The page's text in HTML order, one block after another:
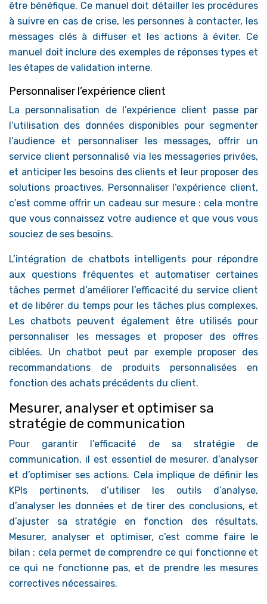
être bénéfique. Ce manuel doit détailler les procédures
à suivre en cas de crise, les personnes à contacter, les
messages clés à diffuser et les actions à éviter. Ce
manuel doit inclure des exemples de réponses types et
les étapes de validation interne.
Personnaliser l’expérience client
La personnalisation de l’expérience client passe par
l’utilisation des données disponibles pour segmenter
l’audience et personnaliser les messages, offrir un
service client personnalisé via les messageries privées,
et anticiper les besoins des clients et leur proposer des
solutions proactives. Personnaliser l’expérience client,
c’est comme offrir un cadeau sur mesure : cela montre
que vous connaissez votre audience et que vous vous
souciez de ses besoins.
L’intégration de chatbots intelligents pour répondre
aux questions fréquentes et automatiser certaines
tâches permet d’améliorer l’efficacité du service client
et de libérer du temps pour les tâches plus complexes.
Les chatbots peuvent également être utilisés pour
personnaliser les messages et proposer des offres
ciblées. Un chatbot peut par exemple proposer des
recommandations de produits personnalisées en
fonction des achats précédents du client.
Mesurer, analyser et optimiser sa
stratégie de communication
Pour garantir l’efficacité de sa stratégie de
communication, il est essentiel de mesurer, d’analyser
et d’optimiser ses actions. Cela implique de définir les
KPIs pertinents, d’utiliser les outils d’analyse,
d’analyser les données et de tirer des conclusions, et
d’ajuster sa stratégie en fonction des résultats.
Mesurer, analyser et optimiser, c’est comme faire le
bilan : cela permet de comprendre ce qui fonctionne et
ce qui ne fonctionne pas, et de prendre les mesures
correctives nécessaires.